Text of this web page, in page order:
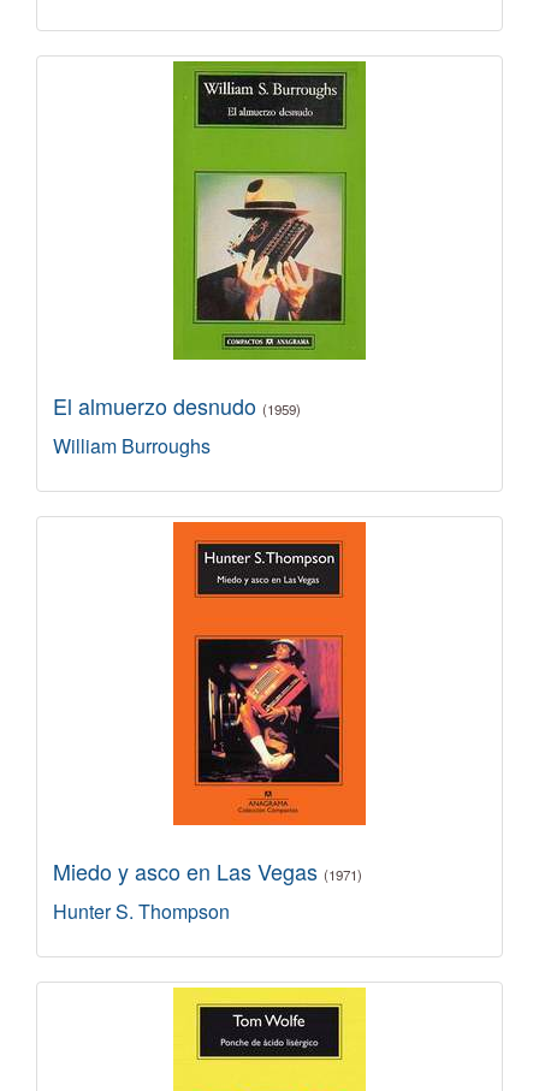
El almuerzo desnudo (1959)
William Burroughs
Miedo y asco en Las Vegas (1971)
Hunter S. Thompson